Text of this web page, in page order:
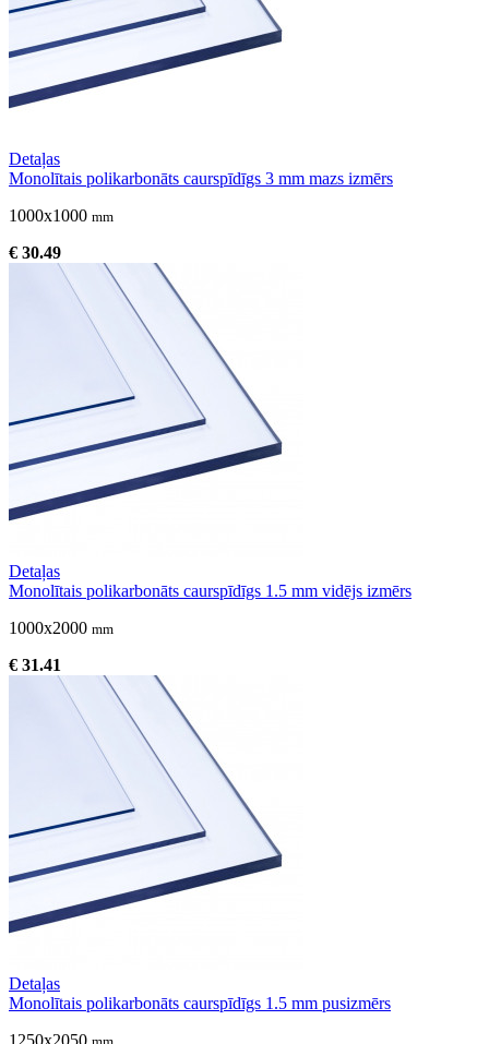
Detaļas
Monolītais polikarbonāts caurspīdīgs 3 mm mazs izmērs
1000x1000 mm
€ 30.49
Detaļas
Monolītais polikarbonāts caurspīdīgs 1.5 mm vidējs izmērs
1000x2000 mm
€ 31.41
Detaļas
Monolītais polikarbonāts caurspīdīgs 1.5 mm pusizmērs
1250x2050